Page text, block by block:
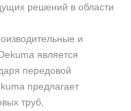
решений в области
и
является
передовой
предлагает
труб,